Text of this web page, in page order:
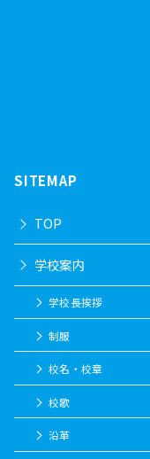
SITEMAP
TOP
学校案内
学校長挨拶
制服
校名・校章
校歌
沿革